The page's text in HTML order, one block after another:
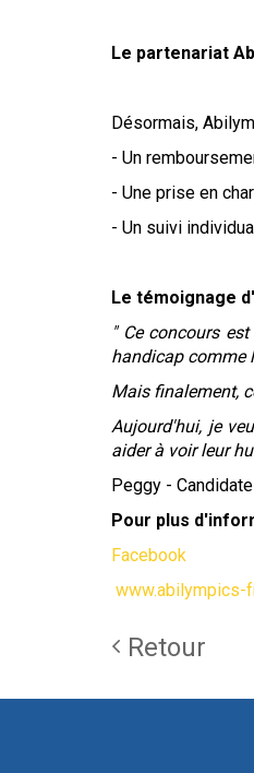
Le partenariat
Désormais,
- Un
- Une prise en
- Un suivi
Le témoignage
" Ce concours
handicap comme
Mais finalement,
Aujourd'hui, je
aider à voir leur
Peggy -
Pour plus
Facebook
www.abilympics-
Retour